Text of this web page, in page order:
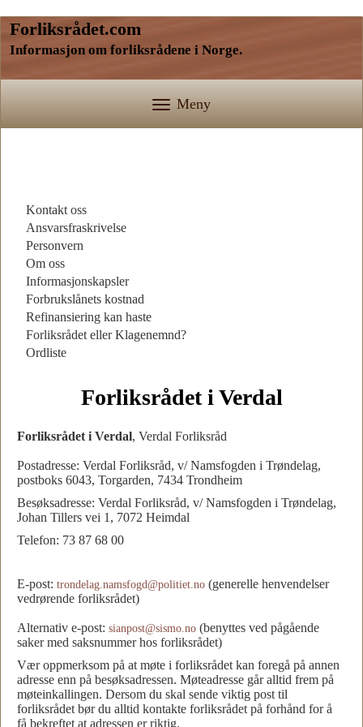
Informasjon om forliksrådene i Norge.
Forliksrådet.com
Meny
Kontakt oss
Ansvarsfraskrivelse
Personvern
Om oss
Informasjonskapsler
Forbrukslånets kostnad
Refinansiering kan haste
Forliksrådet eller Klagenemnd?
Ordliste
Forliksrådet i Verdal
Forliksrådet i Verdal, Verdal Forliksråd
Postadresse: Verdal Forliksråd, v/ Namsfogden i Trøndelag,
postboks 6043, Torgarden, 7434 Trondheim
Besøksadresse: Verdal Forliksråd, v/ Namsfogden i Trøndelag,
Johan Tillers vei 1, 7072 Heimdal
Telefon: 73 87 68 00
E-post: trondelag.namsfogd@politiet.no (generelle henvendelser
vedrørende forliksrådet)
Alternativ e-post: sianpost@sismo.no (benyttes ved pågående
saker med saksnummer hos forliksrådet)
Vær oppmerksom på at møte i forliksrådet kan foregå på annen
adresse enn på besøksadressen. Møteadresse går alltid frem på
møteinkallingen. Dersom du skal sende viktig post til
forliksrådet bør du alltid kontakte forliksrådet på forhånd for å
få bekreftet at adressen er riktig.